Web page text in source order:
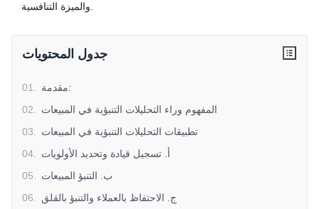
والميزة التنافسية.
جدول المحتويات
01
مقدمة:
02
المفهوم وراء التحليلات التنبؤية في المبيعات
03
تطبيقات التحليلات التنبؤية في المبيعات
04
أ. تسجيل قيادة وتحديد الأولويات
05
ب. التنبؤ المبيعات
06
ج. الاحتفاظ بالعملاء والتنبؤ بالقلق